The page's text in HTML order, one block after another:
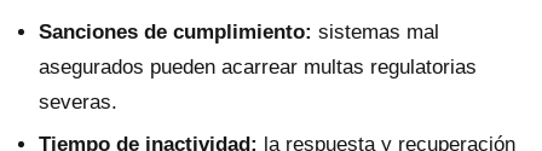
Sanciones de cumplimiento: sistemas mal
asegurados pueden acarrear multas regulatorias
severas.
Tiempo de inactividad: la respuesta y recuperación